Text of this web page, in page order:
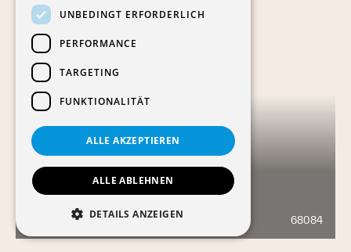
ROSSI 16
68084
UNBEDINGT ERFORDERLICH
PERFORMANCE
TARGETING
FUNKTIONALITÄT
ALLE AKZEPTIEREN
ALLE ABLEHNEN
DETAILS ANZEIGEN